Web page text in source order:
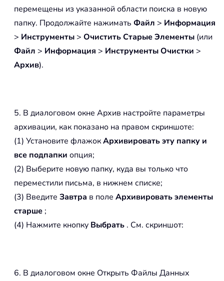
перемещены из указанной области поиска в новую
папку. Продолжайте нажимать Файл > Информация
> Инструменты > Очистить Старые Элементы (или
Файл > Информация > Инструменты Очистки >
Архив).
5. В диалоговом окне Архив настройте параметры
архивации, как показано на правом скриншоте:
(1) Установите флажокАрхивировать эту папку и
все подпапки опция;
(2) Выберите новую папку, куда вы только что
переместили письма, в нижнем списке;
(3) Введите Завтра в поле Архивировать элементы
старше ;
(4) Нажмите кнопку Выбрать . См. скриншот:
6. В диалоговом окне Открыть Файлы Данных